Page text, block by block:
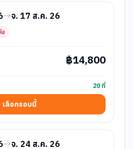
จ. 17 ส.ค. 26
น
฿14,800
20 ที่
เลือกรอบนี้
จ. 24 ส.ค. 26